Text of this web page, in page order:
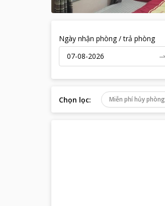
Ngày nhận phòng / trả phòng
Chọn lọc: Miễn phí hủy phòng